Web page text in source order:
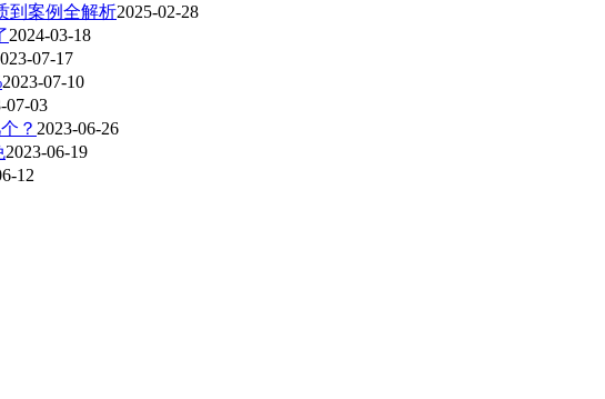
到案例全解析2025-02-28
2024-03-18
07-17
2023-07-10
07-03
？ 2023-06-26
2023-06-19
12